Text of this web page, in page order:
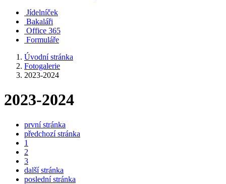
Jídelníček
Bakaláři
Office 365
Formuláře
Úvodní stránka
Fotogalerie
2023-2024
2023-2024
první stránka
předchozí stránka
1
2
3
další stránka
poslední stránka